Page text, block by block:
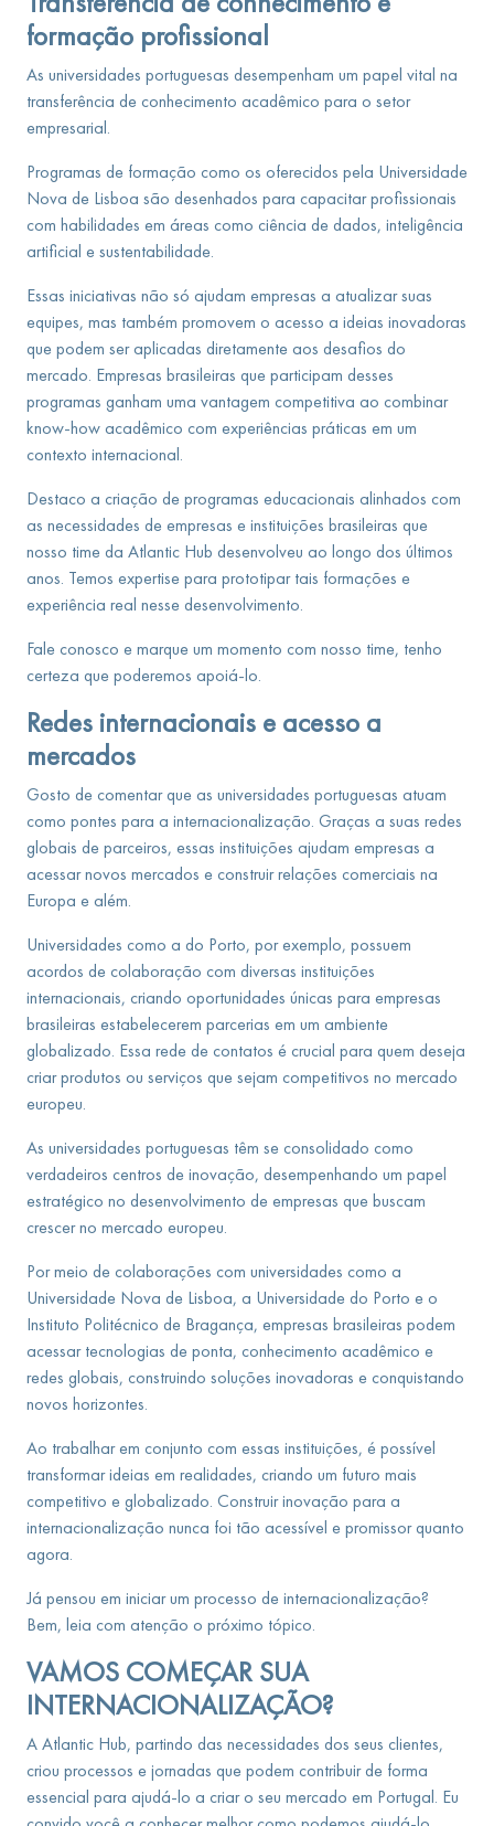
formação profissional
As universidades portuguesas desempenham um papel vital na
transferência de conhecimento acadêmico para o setor
empresarial.
Programas de formação como os oferecidos pela Universidade
Nova de Lisboa são desenhados para capacitar profissionais
com habilidades em áreas como ciência de dados, inteligência
artificial e sustentabilidade.
Essas iniciativas não só ajudam empresas a atualizar suas
equipes, mas também promovem o acesso a ideias inovadoras
que podem ser aplicadas diretamente aos desafios do
mercado. Empresas brasileiras que participam desses
programas ganham uma vantagem competitiva ao combinar
know-how acadêmico com experiências práticas em um
contexto internacional.
Destaco a criação de programas educacionais alinhados com
as necessidades de empresas e instituições brasileiras que
nosso time da Atlantic Hub desenvolveu ao longo dos últimos
anos. Temos expertise para prototipar tais formações e
experiência real nesse desenvolvimento.
Fale conosco e marque um momento com nosso time, tenho
certeza que poderemos apoiá-lo.
Redes internacionais e acesso a
mercados
Gosto de comentar que as universidades portuguesas atuam
como pontes para a internacionalização. Graças a suas redes
globais de parceiros, essas instituições ajudam empresas a
acessar novos mercados e construir relações comerciais na
Europa e além.
Universidades como a do Porto, por exemplo, possuem
acordos de colaboração com diversas instituições
internacionais, criando oportunidades únicas para empresas
brasileiras estabelecerem parcerias em um ambiente
globalizado. Essa rede de contatos é crucial para quem deseja
criar produtos ou serviços que sejam competitivos no mercado
europeu.
As universidades portuguesas têm se consolidado como
verdadeiros centros de inovação, desempenhando um papel
estratégico no desenvolvimento de empresas que buscam
crescer no mercado europeu.
Por meio de colaborações com universidades como a
Universidade Nova de Lisboa, a Universidade do Porto e o
Instituto Politécnico de Bragança, empresas brasileiras podem
acessar tecnologias de ponta, conhecimento acadêmico e
redes globais, construindo soluções inovadoras e conquistando
novos horizontes.
Ao trabalhar em conjunto com essas instituições, é possível
transformar ideias em realidades, criando um futuro mais
competitivo e globalizado. Construir inovação para a
internacionalização nunca foi tão acessível e promissor quanto
agora.
Já pensou em iniciar um processo de internacionalização?
Bem, leia com atenção o próximo tópico.
VAMOS COMEÇAR SUA
INTERNACIONALIZAÇÃO?
A Atlantic Hub, partindo das necessidades dos seus clientes,
criou processos e jornadas que podem contribuir de forma
essencial para ajudá-lo a criar o seu mercado em Portugal. Eu